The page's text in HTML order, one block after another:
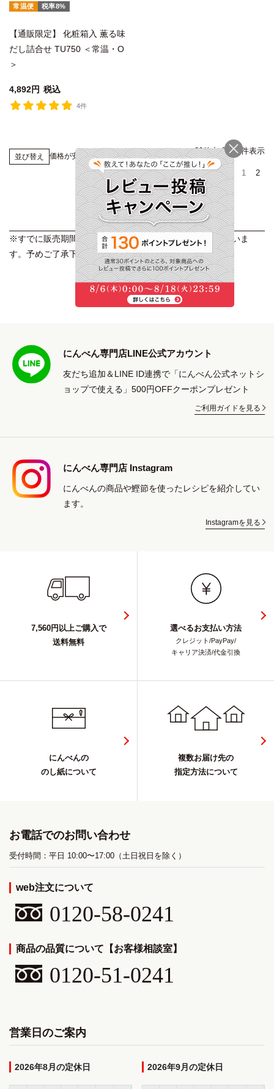
常温便 税率8%
【通販限定】 化粧箱入 薫る味
だし詰合せ TU750 ＜常温・O
＞
4,892 税込
4件
並び替え 価格が安い順価格が高い順新着順
39件中 31-39 件表示
1 2
※すでに販売期間が終了した商品が表示される場合がございま
す。予めご了承下さい。
にんべん専門店LINE公式アカウント
友だち追加＆LINE ID連携で「にんべん公式ネットシ
ョップで使える」500円OFFクーポンプレゼント
ご利用ガイドを見る
にんべん専門店 Instagram
にんべんの商品や鰹節を使ったレシピを紹介してい
ます。
Instagramを見る
7,560円以上ご購入で
送料無料
選べるお支払い方法
クレジット/PayPay/
キャリア決済/代金引換
にんべんの
のし紙について
複数お届け先の
指定方法について
お電話でのお問い合わせ
受付時間：平日 10:00〜17:00（土日祝日を除く）
web注文について
0120-58-0241
商品の品質について【お客様相談室】
0120-51-0241
営業日のご案内
2026年8月 2026年9月